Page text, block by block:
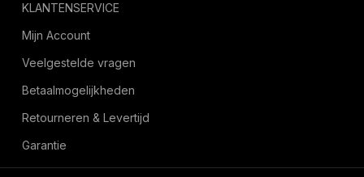
KLANTENSERVICE
Mijn Account
Veelgestelde vragen
Betaalmogelijkheden
Retourneren & Levertijd
Garantie